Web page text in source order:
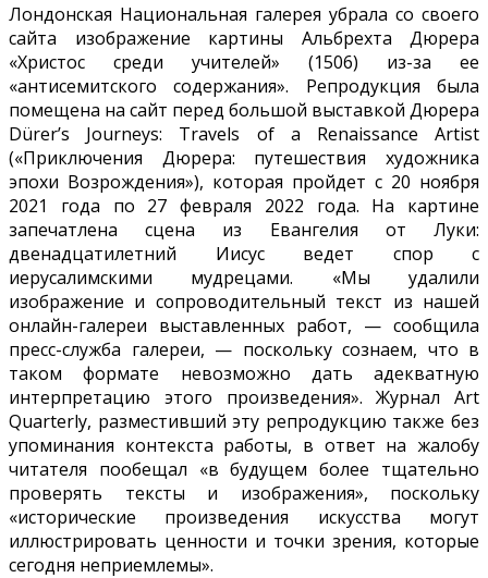
Лондонская Национальная галерея убрала со своего
сайта изображение картины Альбрехта Дюрера
«Христос среди учителей» (1506) из-за ее
«антисемитского содержания». Репродукция была
помещена на сайт перед большой выставкой Дюрера
Dürer’s Journeys: Travels of a Renaissance Artist
(«Приключения Дюрера: путешествия художника
эпохи Возрождения»), которая пройдет с 20 ноября
2021 года по 27 февраля 2022 года. На картине
запечатлена сцена из Евангелия от Луки:
двенадцатилетний Иисус ведет спор с
иерусалимскими мудрецами. «Мы удалили
изображение и сопроводительный текст из нашей
онлайн-галереи выставленных работ, — сообщила
пресс-служба галереи, — поскольку сознаем, что в
таком формате невозможно дать адекватную
интерпретацию этого произведения». Журнал Art
Quarterly, разместивший эту репродукцию также без
упоминания контекста работы, в ответ на жалобу
читателя пообещал «в будущем более тщательно
проверять тексты и изображения», поскольку
«исторические произведения искусства могут
иллюстрировать ценности и точки зрения, которые
сегодня неприемлемы».